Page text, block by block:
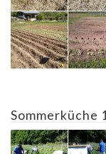
Sommerküche